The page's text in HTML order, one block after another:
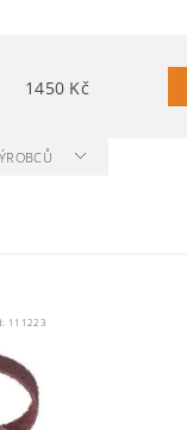
1450 Kč
111223